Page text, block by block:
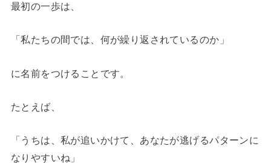
最初の一歩は、
「私たちの間では、何が繰り返されているのか」
に名前をつけることです。
たとえば、
「うちは、私が追いかけて、あなたが逃げるパターンに
なりやすいね」